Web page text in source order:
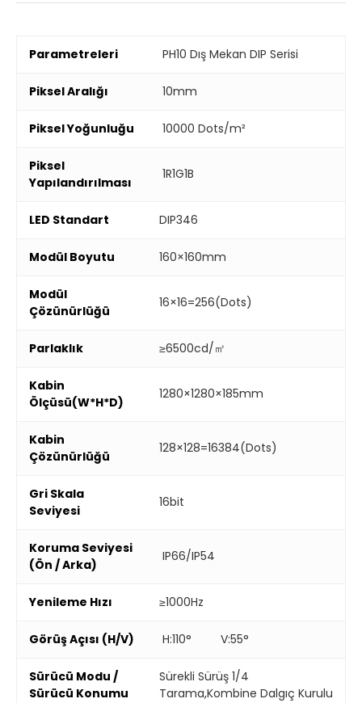
Parametreleri PH10 Dış Mekan DIP Serisi
Piksel Aralığı 10mm
Piksel Yoğunluğu 10000 Dots/m²
Piksel
Yapılandırılması
1R1G1B
LED Standart DIP346
Modül Boyutu 160×160mm
Modül
Çözünürlüğü
16×16=256(Dots)
Parlaklık ≥6500cd/㎡
Kabin
Ölçüsü(W*H*D)
1280×1280×185mm
Kabin
Çözünürlüğü
128×128=16384(Dots)
Gri Skala
Seviyesi
16bit
Koruma Seviyesi
(Ön / Arka)
IP66/IP54
Yenileme Hızı ≥1000Hz
Görüş Açısı (H/V) H:110° V:55°
Sürücü Modu /
Sürücü Konumu
Sürekli Sürüş 1/4
Tarama,Kombine Dalgıç Kurulu